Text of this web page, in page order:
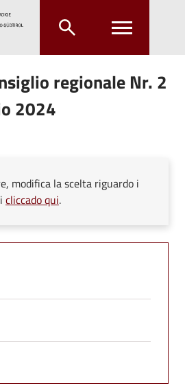
regionale Nr. 2
2024
modifica la scelta riguardo i
cliccado qui.